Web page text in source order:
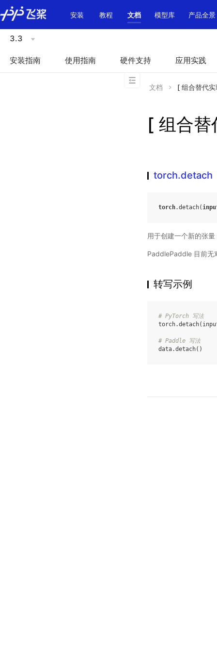
\u200E
安装
教程 文档 模型库 产品全景
3.3
安装指南 使用指南 硬件支持 应用实践
文档 [ 组合替代
[ 组合
torch.detach
torch.detach(
用于创建一个新的张
PaddlePaddle 目前无
转写示例
# PyTorch 写法
torch.detach(
# Paddle 写法
data.detach()